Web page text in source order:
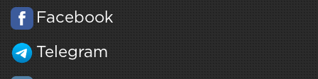
Facebook
Telegram